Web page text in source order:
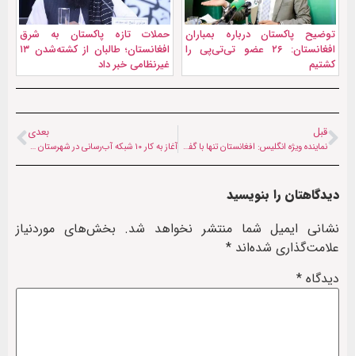
توضیح پاکستان درباره بمباران
افغانستان: ۲۶ عضو تی‌تی‌پی را
کشتیم
حملات تازه پاکستان به شرق
افغانستان؛ طالبان از کشته‌شدن ۱۳
غیرنظامی خبر داد
قبل
نماینده ویژه انگلیس: افغانستان تنها با گفت‌وگوی فراگیر پیشرفت می‌کند
بعدی
آغاز به کار ۱۰ شبکه آب‌رسانی در شهرستان شیبر بامیان
دیدگاهتان را بنویسید
نشانی ایمیل شما منتشر نخواهد شد. بخش‌های موردنیاز
علامت‌گذاری شده‌اند *
دیدگاه *